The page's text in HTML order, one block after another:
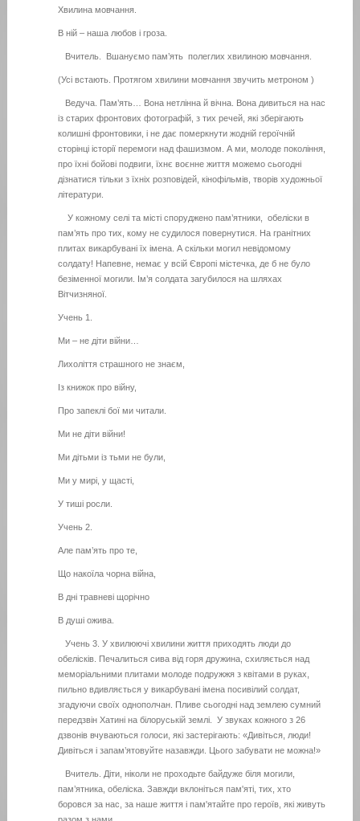
Хвилина мовчання.
В ній – наша любов і гроза.
Вчитель. Вшануємо пам’ять полеглих хвилиною мовчання.
(Усі встають. Протягом хвилини мовчання звучить метроном )
Ведуча. Пам’ять… Вона нетлінна й вічна. Вона дивиться на нас
із старих фронтових фотографій, з тих речей, які зберігають
колишні фронтовики, і не дає померкнути жодній героїчній
сторінці історії перемоги над фашизмом. А ми, молоде покоління,
про їхні бойові подвиги, їхнє воєнне життя можемо сьогодні
дізнатися тільки з їхніх розповідей, кінофільмів, творів художньої
літератури.
У кожному селі та місті споруджено пам’ятники, обеліски в
пам’ять про тих, кому не судилося повернутися. На гранітних
плитах викарбувані їх імена. А скільки могил невідомому
солдату! Напевне, немає у всій Європі містечка, де б не було
безіменної могили. Ім’я солдата загубилося на шляхах
Вітчизняної.
Учень 1.
Ми – не діти війни…
Лихоліття страшного не знаєм,
Із книжок про війну,
Про запеклі бої ми читали.
Ми не діти війни!
Ми дітьми із тьми не були,
Ми у мирі, у щасті,
У тиші росли.
Учень 2.
Але пам’ять про те,
Що накоїла чорна війна,
В дні травневі щорічно
В душі ожива.
Учень 3. У хвилюючі хвилини життя приходять люди до
обелісків. Печалиться сива від горя дружина, схиляється над
меморіальними плитами молоде подружжя з квітами в руках,
пильно вдивляється у викарбувані імена посивілий солдат,
згадуючи своїх однополчан. Пливе сьогодні над землею сумний
передзвін Хатині на білоруській землі. У звуках кожного з 26
дзвонів вчуваються голоси, які застерігають: «Дивіться, люди!
Дивіться і запам’ятовуйте назавжди. Цього забувати не можна!»
Вчитель. Діти, ніколи не проходьте байдуже біля могили,
пам’ятника, обеліска. Завжди вклоніться пам'яті, тих, хто
боровся за нас, за наше життя і пам'ятайте про героїв, які живуть